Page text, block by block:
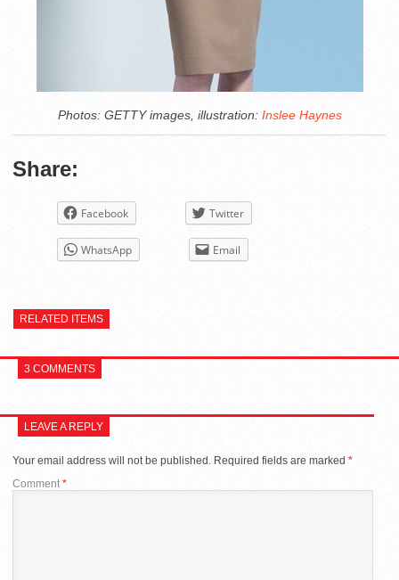
Photos: GETTY images, illustration: Inslee Haynes
Share:
Facebook Twitter
WhatsApp Email
RELATED ITEMS
3 COMMENTS
LEAVE A REPLY
Your email address will not be published. Required fields are marked *
Comment*